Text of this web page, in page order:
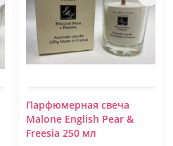
Парфюмерная свеча
Malone English Pear &
Freesia 250 мл